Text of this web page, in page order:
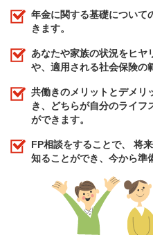
年金に関する基礎について
きます。
あなたや家族の状況をヒヤ
や、適用される社会保険の
共働きのメリットとデメリ
き、どちらが自分のライフ
ができます。
FP相談をすることで、 将
知ることができ、今から準